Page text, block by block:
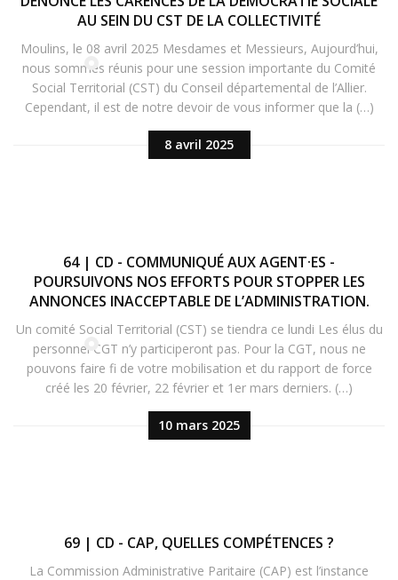
8 avril 2025
AU SEIN DU CST DE LA COLLECTIVITÉ
Moulins, le 08 avril 2025 Mesdames et Messieurs, Aujourd’hui,
nous sommes réunis pour une session importante du Comité
Social Territorial (CST) du Conseil départemental de l’Allier.
Cependant, il est de notre devoir de vous informer que la (…)
10 mars 2025
64 | CD - COMMUNIQUÉ AUX AGENT·ES -
POURSUIVONS NOS EFFORTS POUR STOPPER LES
ANNONCES INACCEPTABLE DE L’ADMINISTRATION.
Un comité Social Territorial (CST) se tiendra ce lundi Les élus du
personnel CGT n’y participeront pas. Pour la CGT, nous ne
pouvons faire fi de votre mobilisation et du rapport de force
créé les 20 février, 22 février et 1er mars derniers. (…)
69 | CD - CAP, QUELLES COMPÉTENCES ?
La Commission Administrative Paritaire (CAP) est l’instance